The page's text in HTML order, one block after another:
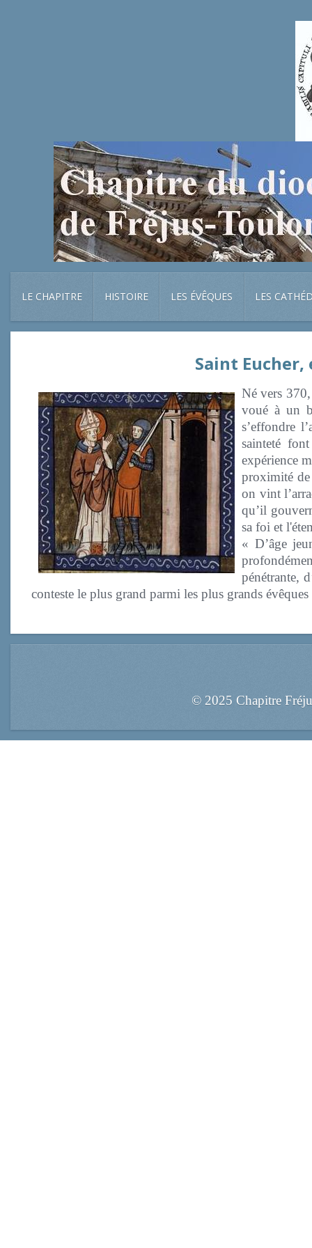
LE CHAPITRE HISTOIRE LES ÉVÊQUES LES
Saint
Né vers
voué à un
s’effondre
sainteté
expérience
proximité de
on vint
qu’il
sa foi et
« D’âge
pénétrante,
conteste le plus grand parmi les plus grands
© 2025 Chapitre